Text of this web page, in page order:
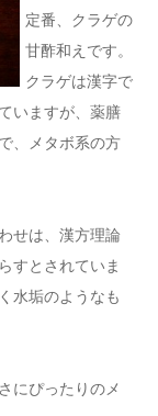
定番、クラゲの
甘酢和えです。
クラゲは漢字で
いますが、薬膳
、メタボ系の方
せは、漢方理論
すとされていま
水垢のようなも
にぴったりのメ